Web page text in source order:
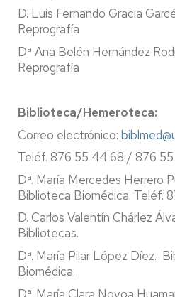
D. Luis Fernando Gracia
Reprografía
Dª Ana Belén Hernández
Reprografía
Biblioteca/Hemeroteca:
Correo electrónico:
Teléf. 876 55 44 68 / 876
Dª. María Mercedes Herrero
Biblioteca Biomédica. Teléf.
D. Carlos Valentín Chárlez
Bibliotecas.
Dª. María Pilar López Díez.
Biomédica.
Dª. María Clara Novoa